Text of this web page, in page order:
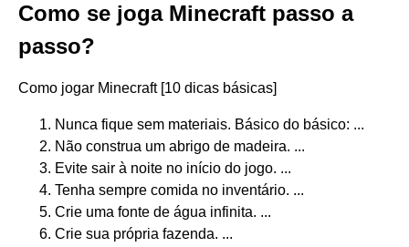
Como se joga Minecraft passo a
passo?
Como jogar Minecraft [10 dicas básicas]
Nunca fique sem materiais. Básico do básico: ...
Não construa um abrigo de madeira. ...
Evite sair à noite no início do jogo. ...
Tenha sempre comida no inventário. ...
Crie uma fonte de água infinita. ...
Crie sua própria fazenda. ...